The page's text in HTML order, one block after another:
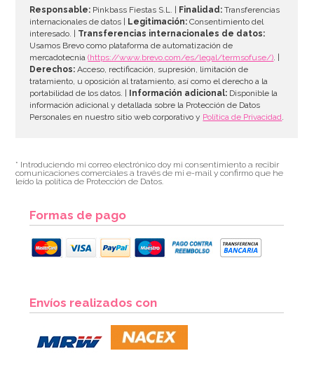
Responsable: Pinkbass Fiestas S.L. | Finalidad: Transferencias
internacionales de datos |
Legitimación: Consentimiento del
interesado. | Transferencias internacionales de datos:
Usamos Brevo como plataforma de automatización de
mercadotecnia(https://www.brevo.com/es/legal/termsofuse/). |
Derechos: Acceso, rectificación, supresión, limitación de
tratamiento, u oposición al tratamiento, así como el derecho a la
portabilidad de los datos. |
Información adicional: Disponible la
información adicional y detallada sobre la Protección de Datos
Personales en nuestro sitio web corporativo y Política de Privacidad.
* Introduciendo mi correo electrónico doy mi consentimiento a recibir
comunicaciones comerciales a través de mi e-mail y confirmo que he
leído la política de Protección de Datos.
Formas de pago
Envíos realizados con